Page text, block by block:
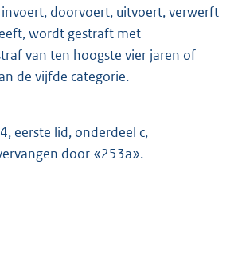
doorvoert, uitvoert, verwerft
wordt gestraft met
van ten hoogste vier jaren of
de vijfde categorie.
eerste lid, onderdeel c,
door «253a».